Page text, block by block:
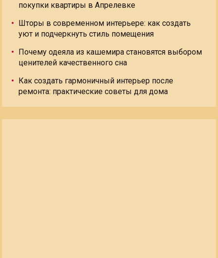
покупки квартиры в Апрелевке
Шторы в современном интерьере: как создать
уют и подчеркнуть стиль помещения
Почему одеяла из кашемира становятся выбором
ценителей качественного сна
Как создать гармоничный интерьер после
ремонта: практические советы для дома